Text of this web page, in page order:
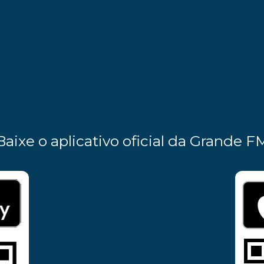
o aplicativo oficial da Grande